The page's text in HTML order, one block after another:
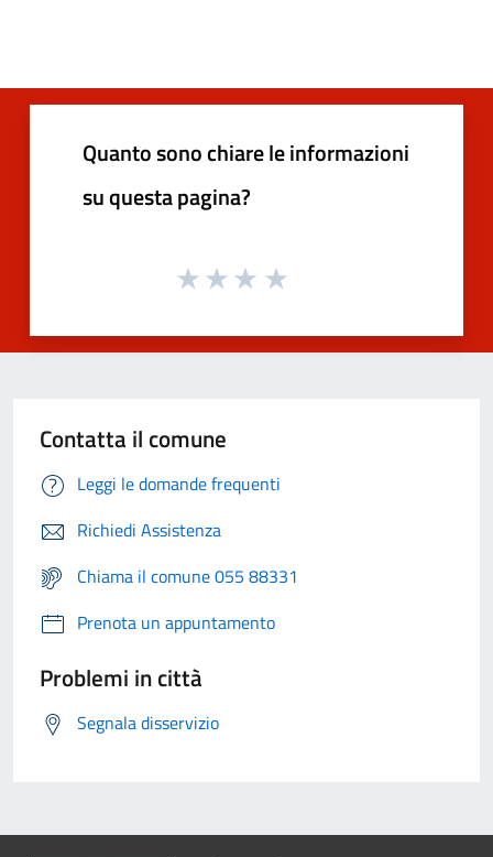
Quanto sono chiare le informazioni
su questa pagina?
Contatta il comune
Leggi le domande frequenti
Richiedi Assistenza
Chiama il comune 055 88331
Prenota un appuntamento
Problemi in città
Segnala disservizio